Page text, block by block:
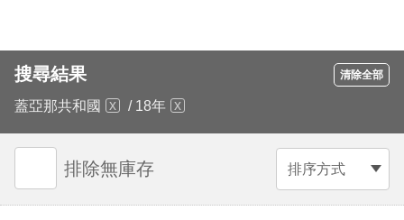
搜尋結果 清除全部
蓋亞那共和國 / 18年
排序方式
排除無庫存